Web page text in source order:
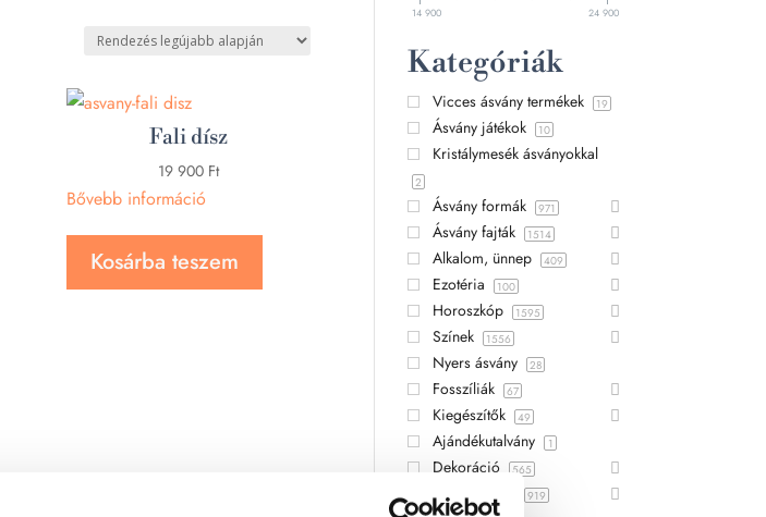
Fali dísz
19 900 Ft
Bővebb információ
Kosárba teszem
14 900 24 900
Kategóriák
Vicces ásvány termékek 19
Ásvány játékok 10
Kristálymesék ásványokkal
2
Ásvány formák 971
Ásvány fajták 1514
Alkalom, ünnep 409
Ezotéria 100
Horoszkóp 1595
Színek 1556
Nyers ásvány 28
Fosszíliák 67
Kiegészítők 49
Ajándékutalvány 1
Dekoráció 565
Ajándék ötlet 919